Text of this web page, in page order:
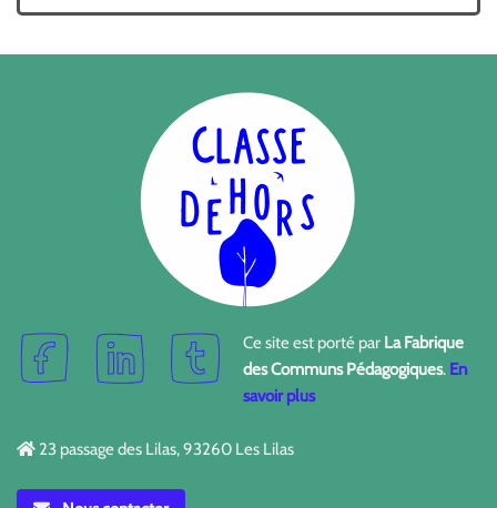
Ce site est porté par La Fabrique
des Communs Pédagogiques. En
savoir plus
23 passage des Lilas, 93260 Les Lilas